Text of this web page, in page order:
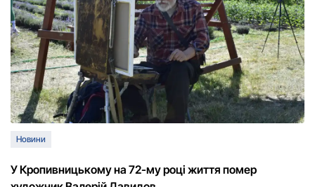
Новини
У Кропивницькому на 72-му році життя помер